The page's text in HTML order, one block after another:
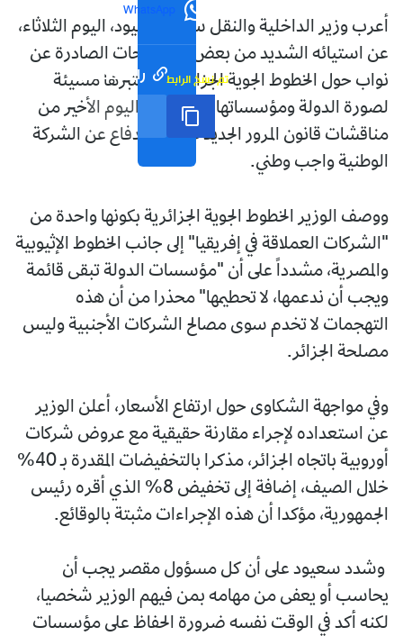
WhatsApp
رابط مختصر تم نسخ الرابط
أعرب وزير الداخلية والنقل سعيد سعيود، اليوم الثلاثاء،
عن استيائه الشديد من بعض التصريحات الصادرة عن
نواب حول الخطوط الجوية الجزائرية، واعتبرها مسيئة
لصورة الدولة ومؤسساتها. مشددا في اليوم الأخير من
مناقشات قانون المرور الجديد على أن الدفاع عن الشركة
الوطنية واجب وطني.
ووصف الوزير الخطوط الجوية الجزائرية بكونها واحدة من
"الشركات العملاقة في إفريقيا" إلى جانب الخطوط الإثيوبية
والمصرية، مشدداً على أن "مؤسسات الدولة تبقى قائمة
ويجب أن ندعمها، لا تحطيمها" محذرا من أن هذه
التهجمات لا تخدم سوى مصالح الشركات الأجنبية وليس
مصلحة الجزائر.
وفي مواجهة الشكاوى حول ارتفاع الأسعار، أعلن الوزير
عن استعداده لإجراء مقارنة حقيقية مع عروض شركات
أوروبية باتجاه الجزائر، مذكرا بالتخفيضات المقدرة بـ 40%
خلال الصيف، إضافة إلى تخفيض 8% الذي أقره رئيس
الجمهورية، مؤكدا أن هذه الإجراءات مثبتة بالوقائع.
وشدد سعيود على أن كل مسؤول مقصر يجب أن
يحاسب أو يعفى من مهامه بمن فيهم الوزير شخصيا،
لكنه أكد في الوقت نفسه ضرورة الحفاظ على مؤسسات